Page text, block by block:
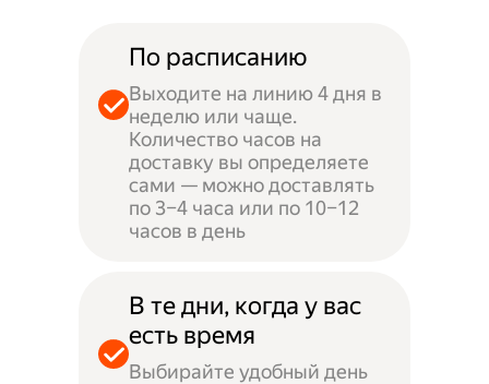
По расписанию
Выходите на линию 4 дня в
неделю или чаще.
Количество часов на
доставку вы определяете
сами — можно доставлять
по 3–4 часа или по 10–12
часов в день
В те дни, когда у вас
есть время
Выбирайте удобный день